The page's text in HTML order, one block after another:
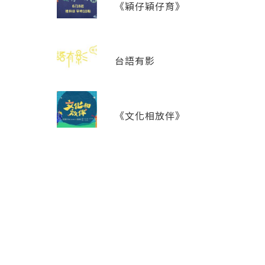
《穎仔穎仔育》
台語有影
《文化相放伴》